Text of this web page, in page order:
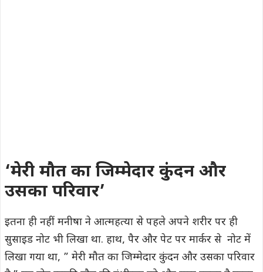
लिखा गया था, ” मेरी मौत का जिम्मेदार कुंदन और उसका परिवार
है.” यह नोट उसकी मौत की गंभीरता को और स्पष्ट करता है.घटना
की जानकारी मिलते ही पुलिस और फोरेंसिक टीम तुरंत मौके पर
पहुंची और शव को पोस्टमार्टम के लिए भेजा गया.